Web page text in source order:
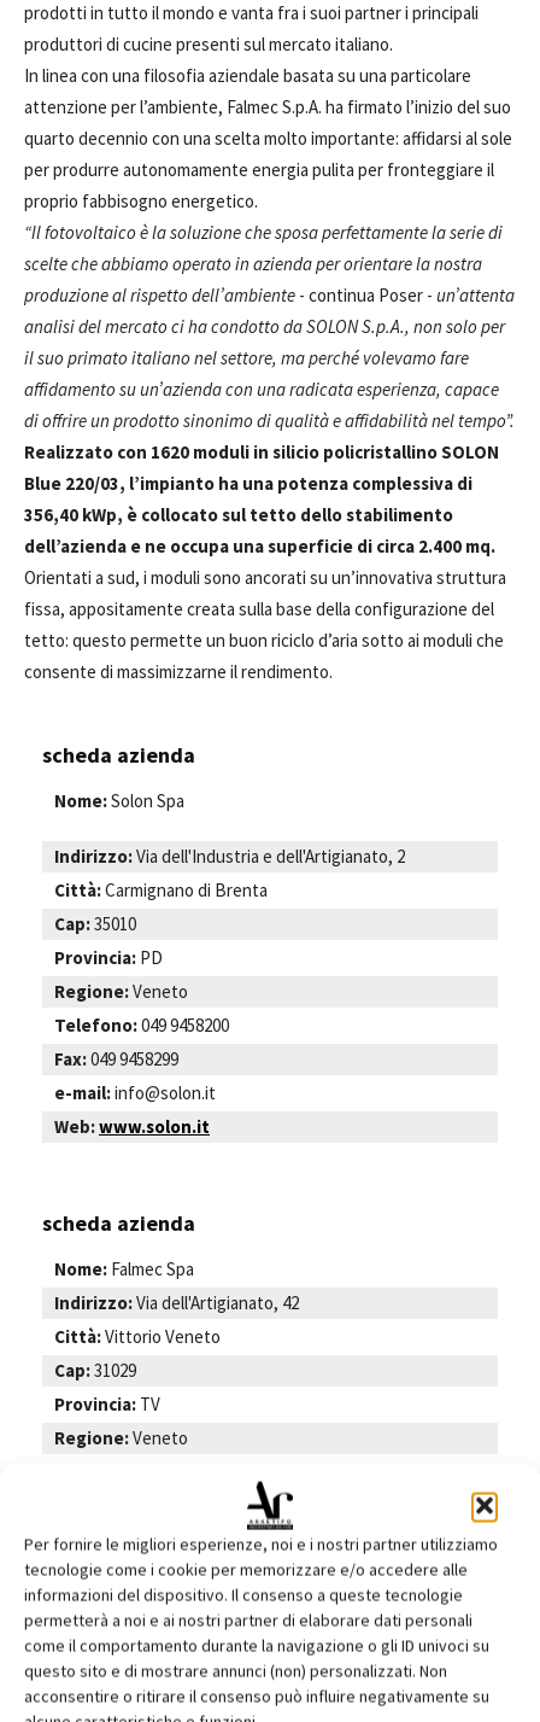
Per fornire le migliori esperienze, noi e i nostri partner utilizziamo
tecnologie come i cookie per memorizzare e/o accedere alle
informazioni del dispositivo. Il consenso a queste tecnologie
permetterà a noi e ai nostri partner di elaborare dati personali
come il comportamento durante la navigazione o gli ID univoci su
questo sito e di mostrare annunci (non) personalizzati. Non
acconsentire o ritirare il consenso può influire negativamente su
prodotti in tutto il mondo e vanta fra i suoi partner i principali
produttori di cucine presenti sul mercato italiano.
In linea con una filosofia aziendale basata su una particolare
attenzione per l’ambiente, Falmec S.p.A. ha firmato l’inizio del suo
quarto decennio con una scelta molto importante: affidarsi al sole
per produrre autonomamente energia pulita per fronteggiare il
proprio fabbisogno energetico.
“Il fotovoltaico è la soluzione che sposa perfettamente la serie di
scelte che abbiamo operato in azienda per orientare la nostra
produzione al rispetto dell’ambiente - continua Poser - un’attenta
analisi del mercato ci ha condotto da SOLON S.p.A., non solo per
il suo primato italiano nel settore, ma perché volevamo fare
affidamento su un’azienda con una radicata esperienza, capace
di offrire un prodotto sinonimo di qualità e affidabilità nel tempo”.
Realizzato con 1620 moduli in silicio policristallino SOLON
Blue 220/03, l’impianto ha una potenza complessiva di
356,40 kWp, è collocato sul tetto dello stabilimento
dell’azienda e ne occupa una superficie di circa 2.400 mq.
Orientati a sud, i moduli sono ancorati su un’innovativa struttura
fissa, appositamente creata sulla base della configurazione del
tetto: questo permette un buon riciclo d’aria sotto ai moduli che
consente di massimizzarne il rendimento.
scheda azienda
Nome:Solon Spa
Indirizzo:Via dell'Industria e dell'Artigianato, 2
Città:Carmignano di Brenta
Cap:35010
Provincia: PD
Regione:Veneto
Telefono:049 9458200
Fax:049 9458299
e-mail:info@solon.it
Web:www.solon.it
scheda azienda
Nome: Falmec Spa
Indirizzo:Via dell'Artigianato, 42
Città:Vittorio Veneto
Cap:31029
Provincia: TV
Regione:Veneto
Web:www.falmec.com
Facebook Twitter Pinterest